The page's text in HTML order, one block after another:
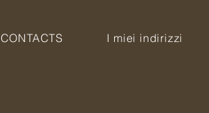
CONTACTS I miei indirizzi